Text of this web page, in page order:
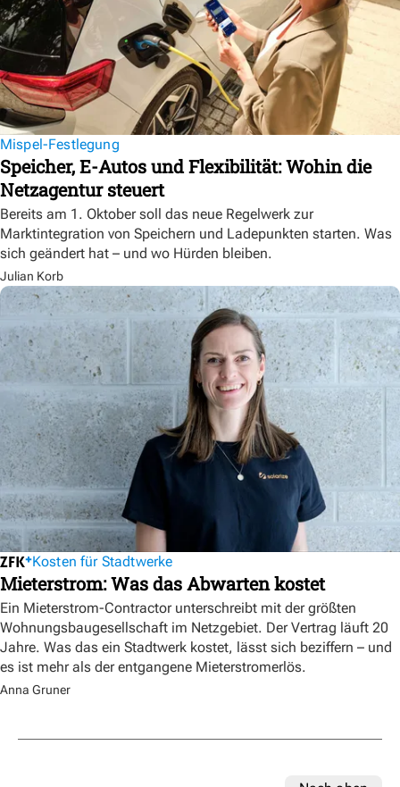
Mispel-Festlegung
Speicher, E-Autos und Flexibilität: Wohin die
Netzagentur steuert
Bereits am 1. Oktober soll das neue Regelwerk zur
Marktintegration von Speichern und Ladepunkten starten. Was
sich geändert hat – und wo Hürden bleiben.
Julian Korb
Kosten für Stadtwerke
Mieterstrom: Was das Abwarten kostet
Ein Mieterstrom-Contractor unterschreibt mit der größten
Wohnungsbaugesellschaft im Netzgebiet. Der Vertrag läuft 20
Jahre. Was das ein Stadtwerk kostet, lässt sich beziffern – und
es ist mehr als der entgangene Mieterstromerlös.
Anna Gruner